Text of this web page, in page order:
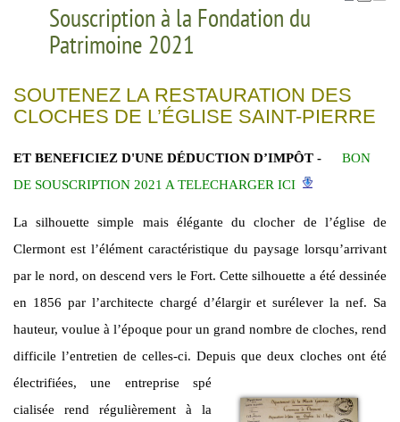
Souscription à la Fondation du
Patrimoine 2021
SOUTENEZ LA RESTAURATION DES
CLOCHES DE L’ÉGLISE SAINT-PIERRE
ET BENEFICIEZ D'UNE DÉDUCTION D’IMPÔT -
BON
DE SOUSCRIPTION 2021 A TELECHARGER ICI
La silhouette simple mais élégante du clocher de l’église de
Clermont est l’élément caractéristique du paysage lorsqu’arrivant
par le nord, on descend vers le Fort. Cette silhouette a été dessinée
en 1856 par l’architecte chargé d’élargir et surélever la nef. Sa
hauteur, voulue à l’époque pour un grand nombre de cloches, rend
difficile l’entretien de celles-ci. Depuis que deux cloches ont été
électrifiées, une entreprise spé
cialisée rend régulièrement à la